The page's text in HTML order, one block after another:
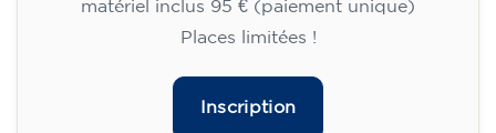
MARDI 18h-19h30
113